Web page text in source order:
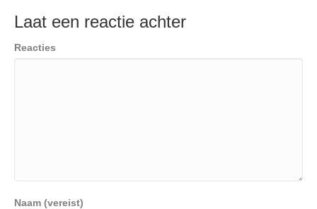
Laat een reactie achter
Reacties
Naam (vereist)